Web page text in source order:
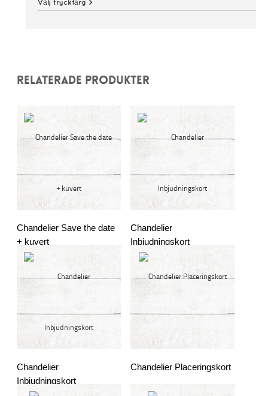
Välj tryckfärg >
RELATERADE PRODUKTER
Chandelier Save the date
+ kuvert
Chandelier
Inbjudningskort
Chandelier
Inbjudningskort
Chandelier Placeringskort